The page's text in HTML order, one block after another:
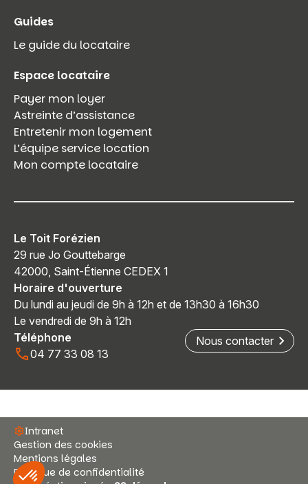
Guides
Le guide du locataire
Espace locataire
Payer mon loyer
Astreinte d’assistance
Entretenir mon logement
L’équipe service location
Mon compte locataire
Le Toit Forézien
29 rue Jo Gouttebarge
42000, Saint-Étienne CEDEX 1
Horaire d'ouverture
Du lundi au jeudi de 9h à 12h et de 13h30 à 16h30
Le vendredi de 9h à 12h
Téléphone
04 77 33 08 13
Nous contacter
Intranet
Gestion des cookies
Mentions légales
Politique de confidentialité